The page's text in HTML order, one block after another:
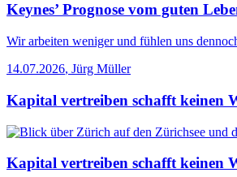
Keynes’ Prognose vom guten
Wir arbeiten weniger und fühlen uns
14.07.2026, Jürg Müller
Kapital vertreiben schafft keinen
Kapital vertreiben schafft keinen